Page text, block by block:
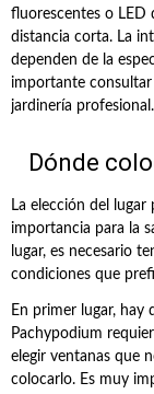
fluorescentes o LED
distancia corta. La
dependen de la
importante
jardinería profesional.
Dónde
La elección del lugar
importancia para la
lugar, es necesario
condiciones que
En primer lugar, hay
Pachypodium
elegir ventanas que
colocarlo. Es muy